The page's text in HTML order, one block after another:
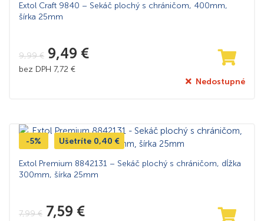
Extol Craft 9840 – Sekáč plochý s chráničom, 400mm,
šírka 25mm
9,99€ 9,49 €
bez DPH 7,72 €
Nedostupné
-5% Ušetríte 0,40 €
Extol Premium 8842131 – Sekáč plochý s chráničom, dĺžka
300mm, šírka 25mm
7,99€ 7,59 €